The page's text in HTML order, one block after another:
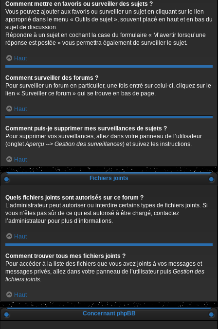
Comment mettre en favoris ou surveiller des sujets ?
Vous pouvez ajouter aux favoris ou surveiller un sujet en cliquant sur le lien
approprié dans le menu « Outils de sujet », souvent placé en haut et en bas du
sujet de discussion.
Répondre à un sujet en cochant la case du formulaire « M’avertir lorsqu’une
réponse est postée » vous permettra également de surveiller le sujet.
Haut
Comment surveiller des forums ?
Pour surveiller un forum en particulier, une fois entré sur celui-ci, cliquez sur le
lien « Surveiller ce forum » qui se trouve en bas de page.
Haut
Comment puis-je supprimer mes surveillances de sujets ?
Pour supprimer vos surveillances, allez dans votre panneau de l’utilisateur
(ongletAperçu --> Gestion des surveillances) et suivez les instructions.
Haut
Fichiers joints
Quels fichiers joints sont autorisés sur ce forum ?
L’administrateur peut autoriser ou interdire certains types de fichiers joints. Si
vous n’êtes pas sûr de ce qui est autorisé à être chargé, contactez
l’administrateur pour plus d’informations.
Haut
Comment trouver tous mes fichiers joints ?
Pour accéder à la liste des fichiers que vous avez joints à vos messages et
messages privés, allez dans votre panneau de l’utilisateur puis Gestion des
fichiers joints.
Haut
Concernant phpBB